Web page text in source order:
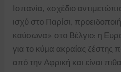
Ισπανία, «σχέδιο
ισχύ στο Παρίσι,
καύσωνα» στο Βέλγιο: η
για το κύμα ακραίας ζέστης
από την Αφρική και είναι